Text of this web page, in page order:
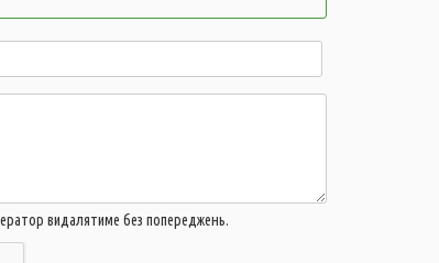
видалятиме без попереджень.